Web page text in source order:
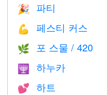
🎉 파티
💪 페스티 커스
🌿 포 스물 / 420
🕎 하누카
💕 하트